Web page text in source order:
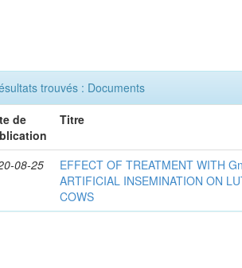
trouvés : Documents
de
Titre
08-25
EFFECT OF TREATMENT WITH
ARTIFICIAL INSEMINATION ON
COWS